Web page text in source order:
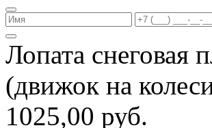
Лопата снеговая
(движок на
1025,00 руб.